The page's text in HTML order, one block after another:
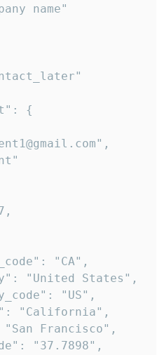
name"
{
"CA",
"United States",
"US",
"California",
Francisco",
"37.7898",